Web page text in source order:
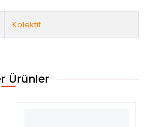
Kolektif
Ürünler